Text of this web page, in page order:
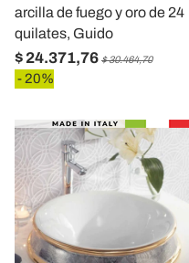
arcilla de fuego y oro de 24
quilates, Guido
$ 24.371,76 $ 30.464,70
- 20%